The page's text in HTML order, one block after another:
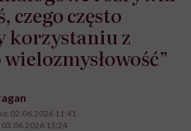
czego często
korzystaniu z
02.06.2026 11:41
03.06.2026 15:24